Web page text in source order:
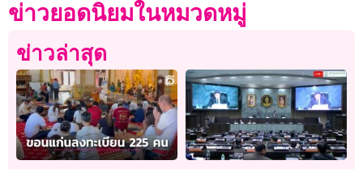
ข่าวยอดนิยมในหมวดหมู่
ข่าวล่าสุด